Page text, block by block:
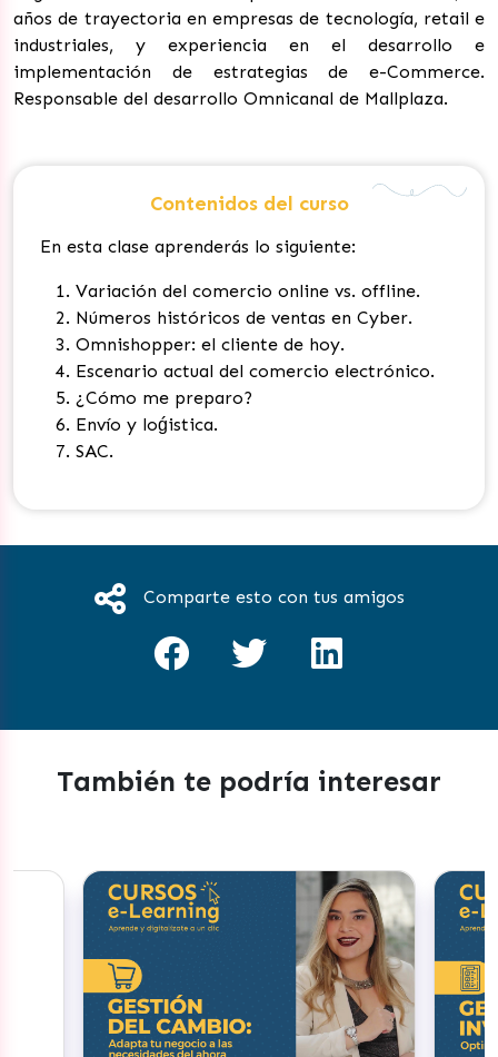
años de trayectoria en empresas de tecnología, retail e
industriales, y experiencia en el desarrollo e
implementación de estrategias de e-Commerce.
Responsable del desarrollo Omnicanal de Mallplaza.
Contenidos del curso
En esta clase aprenderás lo siguiente:
Variación del comercio online vs. offline.
Números históricos de ventas en Cyber.
Omnishopper: el cliente de hoy.
Escenario actual del comercio electrónico.
¿Cómo me preparo?
Envío y loǵistica.
SAC.
Comparte esto con tus amigos
También te podría interesar